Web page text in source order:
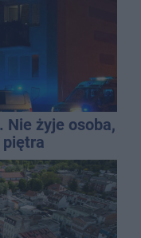
Nie żyje osoba,
piętra